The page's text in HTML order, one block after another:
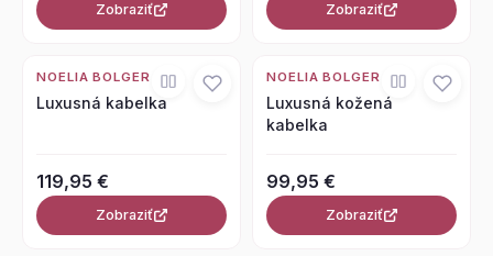
Zobraziť Zobraziť
NOELIA BOLGER
Luxusná kabelka
119,95 €
Zobraziť
NOELIA BOLGER
Luxusná kožená
kabelka
99,95 €
Zobraziť